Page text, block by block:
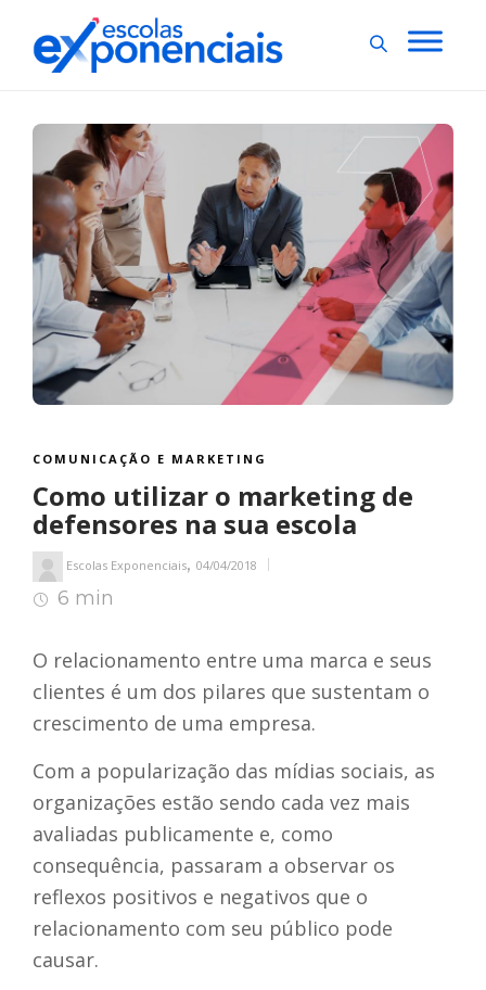
COMUNICAÇÃO E MARKETING
Como utilizar o marketing de
defensores na sua escola
Escolas Exponenciais, 04/04/2018
6 min
O relacionamento entre uma marca e seus
clientes é um dos pilares que sustentam o
crescimento de uma empresa.
Com a popularização das mídias sociais, as
organizações estão sendo cada vez mais
avaliadas publicamente e, como
consequência, passaram a observar os
reflexos positivos e negativos que o
relacionamento com seu público pode
causar.